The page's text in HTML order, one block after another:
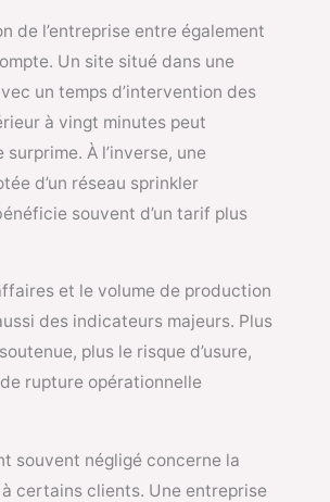
de l’entreprise entre également
Un site situé dans une
un temps d’intervention des
à vingt minutes peut
À l’inverse, une
d’un réseau sprinkler
souvent d’un tarif plus
et le volume de production
des indicateurs majeurs. Plus
plus le risque d’usure,
rupture opérationnelle
souvent négligé concerne la
certains clients. Une entreprise